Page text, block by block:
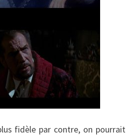
fidèle par contre, on pourrait